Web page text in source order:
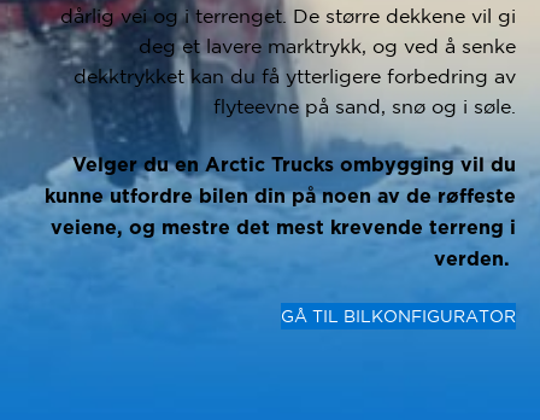
dårlig vei og i terrenget. De større dekkene vil gi
deg et lavere marktrykk, og ved å senke
dekktrykket kan du få ytterligere forbedring av
flyteevne på sand, snø og i søle.
Velger du en Arctic Trucks ombygging vil du
kunne utfordre bilen din på noen av de røffeste
veiene, og mestre det mest krevende terreng i
verden.
GÅ TIL BILKONFIGURATOR